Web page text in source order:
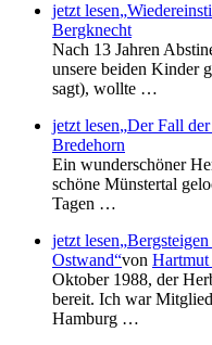
jetzt lesen
Bergknecht
Nach 13 Jahren
unsere beiden Kinder
sagt), wollte …
jetzt lesen Der Fall
Bredehorn
Ein wunderschöner
schöne Münstertal
Tagen …
jetzt lesen
Ostwand von
Oktober 1988, der
bereit. Ich war
Hamburg …